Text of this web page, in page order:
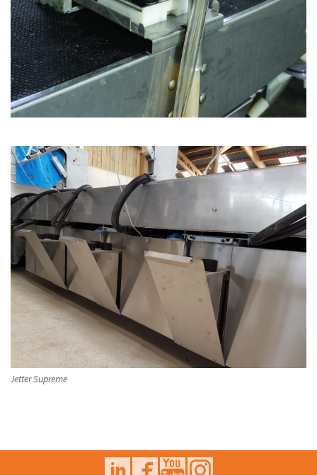
Jetter Supreme